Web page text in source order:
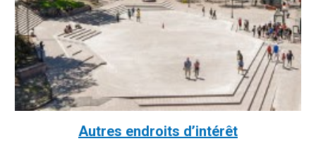
Autres endroits d’intérêt